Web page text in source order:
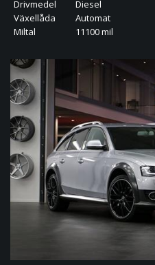
Drivmedel
Diesel
Växellåda
Automat
Miltal
11100 mil